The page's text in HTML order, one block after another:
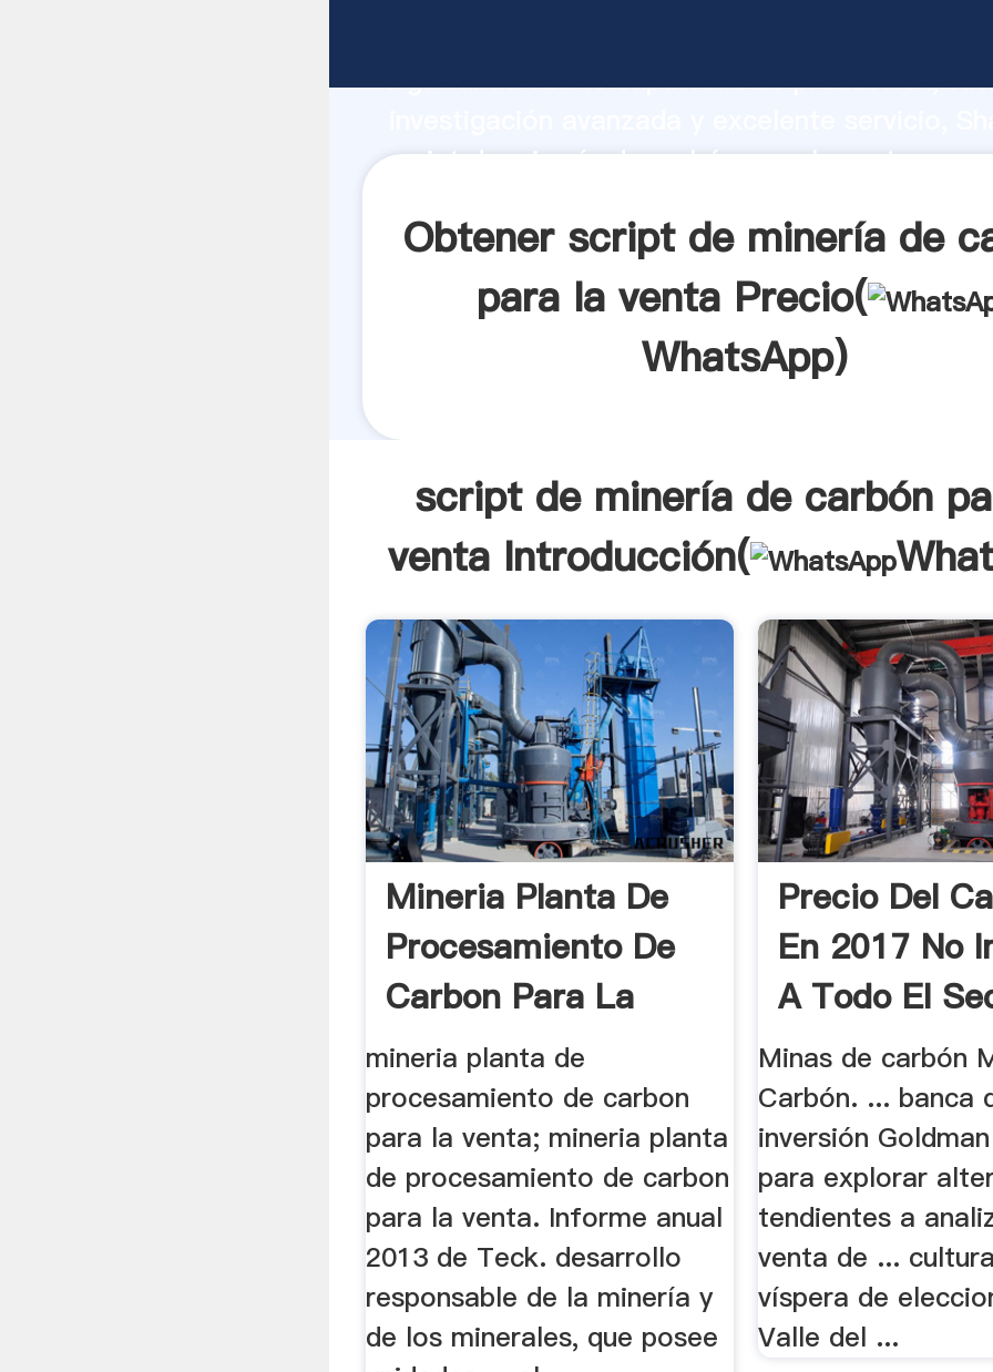
Agarrando fuerte capacidad de producción,
script de minería de carbón para la venta
Obtener script de minería de
para la venta Precio(
WhatsApp)
script de minería de carbón
venta Introducción(
Mineria Planta De
Procesamiento De
Carbon Para La
Venta
mineria planta de
procesamiento de carbon
para la venta; mineria planta
de procesamiento de carbon
para la venta. Informe anual
2013 de Teck. desarrollo
responsable de la minería y
de los minerales, que posee
Precio Del
En 2017 No
A Todo El
...
Minas de carbón
Carbón. ... banca
inversión
para explorar
tendientes a
venta de ...
víspera de
Valle del ...